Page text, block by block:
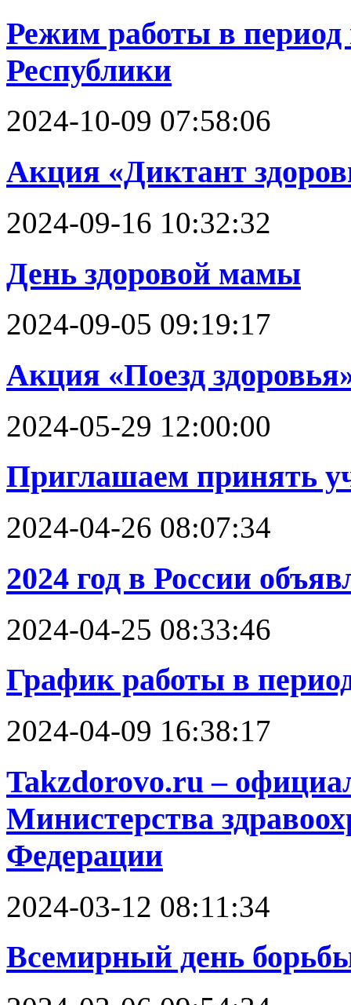
Режим работы в
Республики
2024-10-09 07:58:06
Акция «Диктант
2024-09-16 10:32:32
День здоровой мамы
2024-09-05 09:19:17
Акция «Поезд
2024-05-29 12:00:00
Приглашаем принять
2024-04-26 08:07:34
2024 год в России
2024-04-25 08:33:46
График работы в
2024-04-09 16:38:17
Takzdorovo.ru –
Министерства
Федерации
2024-03-12 08:11:34
Всемирный день борьбы